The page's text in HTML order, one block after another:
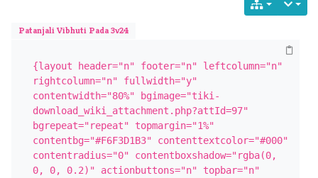
Patanjali Vibhuti Pada 3v24
{layout header="n" footer="n" leftcolumn="n"
rightcolumn="n" fullwidth="y"
contentwidth="80%" bgimage="tiki-
download_wiki_attachment.php?attId=97"
bgrepeat="repeat" topmargin="1%"
contentbg="#F6F3D1B3" contenttextcolor="#000"
contentradius="0" contentboxshadow="rgba(0,
0, 0, 0.2)" actionbuttons="n" topbar="n"